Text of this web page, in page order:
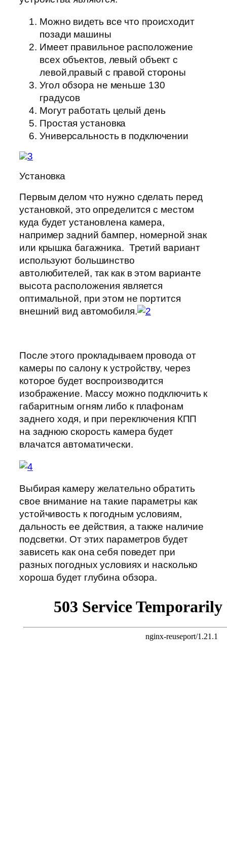
Можно видеть все что происходит
позади машины
Имеет правильное расположение
всех объектов, левый объект с
левой,правый с правой стороны
Угол обзора не меньше 130
градусов
Могут работать целый день
Простая установка
Универсальность в подключении
Установка
Первым делом что нужно сделать перед
установкой, это определится с местом
куда будет установлена камера,
например задний бампер, номерной знак
или крышка багажника. Третий вариант
используют большинство
автолюбителей, так как в этом варианте
высота расположения является
оптимальной, при этом не портится
внешний вид автомобиля.
После этого прокладываем провода от
камеры по салону к устройству, через
которое будет воспроизводится
изображение. Массу можно подключить к
габаритным огням либо к плафонам
заднего ходя, и при переключения КПП
на заднюю скорость камера будет
влачатся автоматически.
Выбирая камеру желательно обратить
свое внимание на такие параметры как
устойчивость к погодным условиям,
дальность ее действия, а также наличие
подсветки. От этих параметров будет
зависеть как она себя поведет при
разных погодных условиях и насколько
хороша будет глубина обзора.